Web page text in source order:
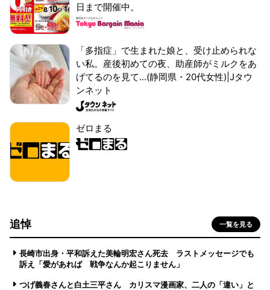
日まで開催中。
「多指症」で生まれた娘と、受け止められな
い私。産後初めての夜、助産師がミルクをあ
げてるのを見て...(静岡県・20代女性)|Jタウ
ンネット
ゼロまる
追悼 一覧を見る
長崎市出身・平和訴えた美輪明宏さん死去 ラストメッセージでも
訴え「愛があれば 戦争なんか起こりません」
つげ義春さんと白土三平さん カリスマ漫画家、二人の「違い」と